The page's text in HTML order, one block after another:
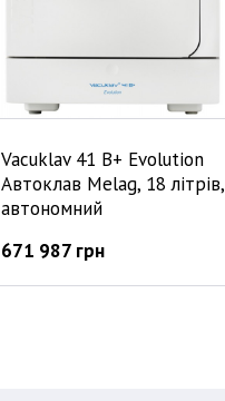
Vacuklav 41 B+ Evolution
Автоклав Melag, 18 літрів,
автономний
671 987 грн